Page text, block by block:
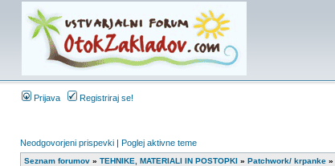
Prijava Registriraj se!
Neodgovorjeni prispevki | Poglej aktivne teme
Seznam forumov » TEHNIKE, MATERIALI IN POSTOPKI » Patchwork/ krpanke »